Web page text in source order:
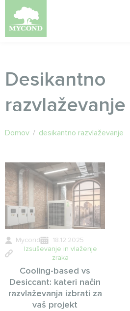
Desikantno
razvlaževanje
Domov / desikantno razvlaževanje
Mycond
18.12.2025
Izsuševanje in vlaženje
zraka
Cooling-based vs
Desiccant: kateri način
razvlaževanja izbrati za
vaš projekt